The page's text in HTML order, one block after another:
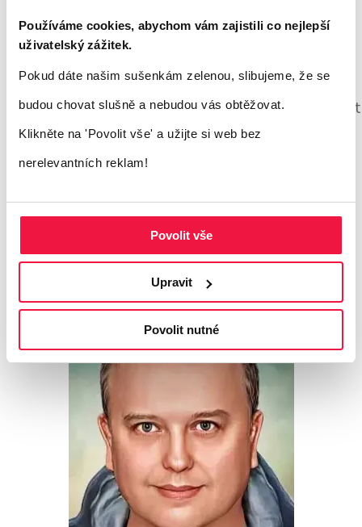
Používáme cookies, abychom vám zajistili co nejlepší
uživatelský zážitek.
Pokud dáte našim sušenkám zelenou, slibujeme, že se
budou chovat slušně a nebudou vás obtěžovat.
Klikněte na 'Povolit vše' a užijte si web bez
nerelevantních reklam!
Povolit vše
Upravit
Povolit nutné
a další funkce v kampaních Performance
Max.
Zdroj: marketingland.com, facebook.com,
Autor: Vlastimil Malík
Foto zdroj: pixabay.com